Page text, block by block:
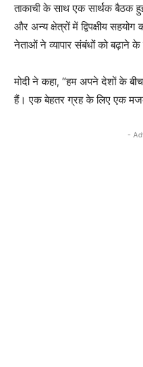
ताकाची के साथ एक सार्थक बैठक
और अन्य क्षेत्रों में द्विपक्षीय
नेताओं ने व्यापार संबंधों को बढ़ाने के
मोदी ने कहा, “हम अपने देशों के बीच
हैं। एक बेहतर ग्रह के लिए एक
-